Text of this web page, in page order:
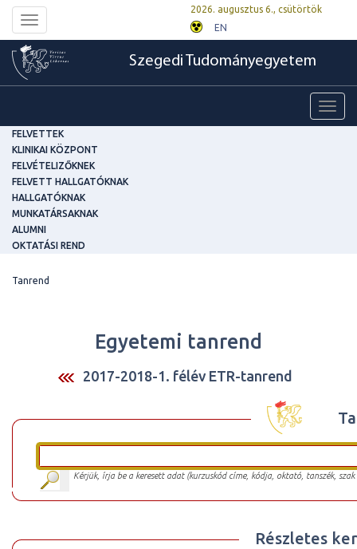
Toggle
navigation
2026. augusztus 6., csütörtök
EN
Szegedi Tudományegyetem
FELVETTEK
KLINIKAI KÖZPONT
FELVÉTELIZŐKNEK
FELVETT HALLGATÓKNAK
HALLGATÓKNAK
MUNKATÁRSAKNAK
ALUMNI
OKTATÁSI REND
Tanrend
Egyetemi tanrend
2017-2018-1. félév ETR-tanrend
Kérjük, írja be a keresett adat (kurzuskód címe, kódja, oktató, tanszék,
Részletes